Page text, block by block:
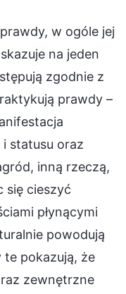
w ogóle jej
na jeden
zgodnie z
prawdy –
statusu oraz
inną rzeczą,
się cieszyć
płynącymi
powodują
te pokazują, że
zewnętrzne